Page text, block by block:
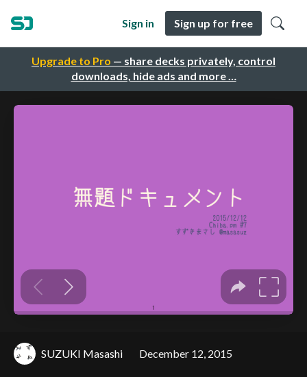
Upgrade to Pro — share decks privately, control
downloads, hide ads and more …
Sign in Sign up for free
SUZUKI Masashi December 12, 2015